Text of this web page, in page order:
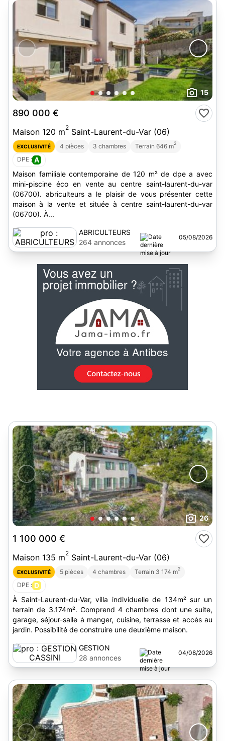
15
890 000 €
Maison 120 m2 Saint-Laurent-du-Var (06)
EXCLUSIVITÉ 4 pièces 3 chambres Terrain 646 m2
DPE : A
Maison familiale contemporaine de 120 m² de dpe a avec
mini-piscine éco en vente au centre saint-laurent-du-var
(06700). abriculteurs a le plaisir de vous présenter cette
maison à la vente et située à centre saint-laurent-du-var
(06700). À...
ABRICULTEURS
264 annonces
05/08/2026
26
1 100 000 €
Maison 135 m2 Saint-Laurent-du-Var (06)
EXCLUSIVITÉ 5 pièces 4 chambres Terrain 3 174 m2
DPE : D
À Saint-Laurent-du-Var, villa individuelle de 134m² sur un
terrain de 3.174m². Comprend 4 chambres dont une suite,
garage, séjour-salle à manger, cuisine, terrasse et accès au
jardin. Possibilité de construire une deuxième maison.
GESTION
CASSINI
28 annonces
04/08/2026